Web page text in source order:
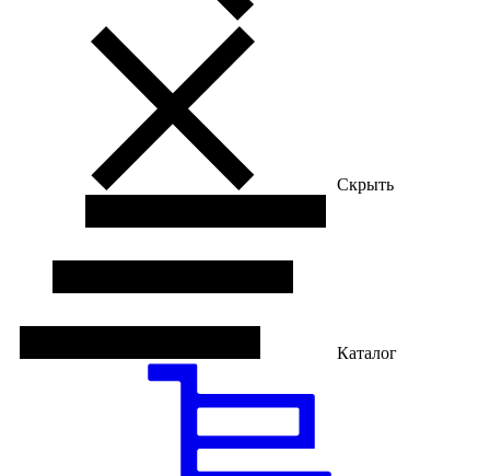
Скрыть
Каталог